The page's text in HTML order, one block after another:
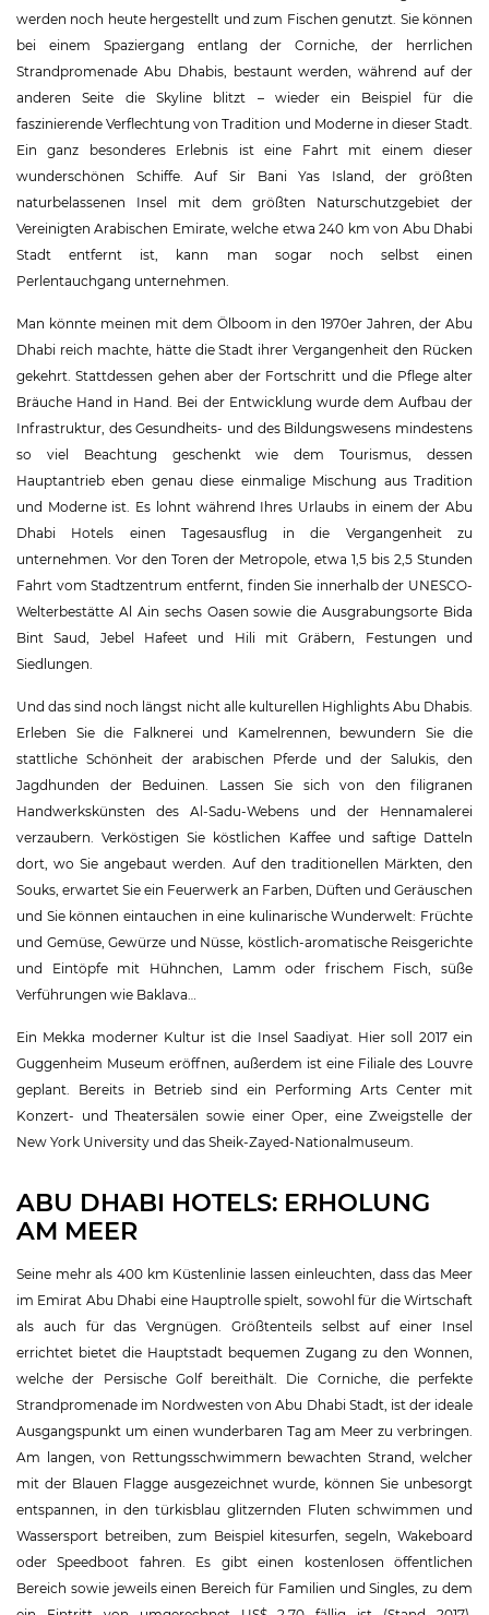
werden noch heute hergestellt und zum Fischen genutzt. Sie können
bei einem Spaziergang entlang der Corniche, der herrlichen
Strandpromenade Abu Dhabis, bestaunt werden, während auf der
anderen Seite die Skyline blitzt – wieder ein Beispiel für die
faszinierende Verflechtung von Tradition und Moderne in dieser Stadt.
Ein ganz besonderes Erlebnis ist eine Fahrt mit einem dieser
wunderschönen Schiffe. Auf Sir Bani Yas Island, der größten
naturbelassenen Insel mit dem größten Naturschutzgebiet der
Vereinigten Arabischen Emirate, welche etwa 240 km von Abu Dhabi
Stadt entfernt ist, kann man sogar noch selbst einen
Perlentauchgang unternehmen.
Man könnte meinen mit dem Ölboom in den 1970er Jahren, der Abu
Dhabi reich machte, hätte die Stadt ihrer Vergangenheit den Rücken
gekehrt. Stattdessen gehen aber der Fortschritt und die Pflege alter
Bräuche Hand in Hand. Bei der Entwicklung wurde dem Aufbau der
Infrastruktur, des Gesundheits- und des Bildungswesens mindestens
so viel Beachtung geschenkt wie dem Tourismus, dessen
Hauptantrieb eben genau diese einmalige Mischung aus Tradition
und Moderne ist. Es lohnt während Ihres Urlaubs in einem der Abu
Dhabi Hotels einen Tagesausflug in die Vergangenheit zu
unternehmen. Vor den Toren der Metropole, etwa 1,5 bis 2,5 Stunden
Fahrt vom Stadtzentrum entfernt, finden Sie innerhalb der UNESCO-
Welterbestätte Al Ain sechs Oasen sowie die Ausgrabungsorte Bida
Bint Saud, Jebel Hafeet und Hili mit Gräbern, Festungen und
Siedlungen.
Und das sind noch längst nicht alle kulturellen Highlights Abu Dhabis.
Erleben Sie die Falknerei und Kamelrennen, bewundern Sie die
stattliche Schönheit der arabischen Pferde und der Salukis, den
Jagdhunden der Beduinen. Lassen Sie sich von den filigranen
Handwerkskünsten des Al-Sadu-Webens und der Hennamalerei
verzaubern. Verköstigen Sie köstlichen Kaffee und saftige Datteln
dort, wo Sie angebaut werden. Auf den traditionellen Märkten, den
Souks, erwartet Sie ein Feuerwerk an Farben, Düften und Geräuschen
und Sie können eintauchen in eine kulinarische Wunderwelt: Früchte
und Gemüse, Gewürze und Nüsse, köstlich-aromatische Reisgerichte
und Eintöpfe mit Hühnchen, Lamm oder frischem Fisch, süße
Verführungen wie Baklava…
Ein Mekka moderner Kultur ist die Insel Saadiyat. Hier soll 2017 ein
Guggenheim Museum eröffnen, außerdem ist eine Filiale des Louvre
geplant. Bereits in Betrieb sind ein Performing Arts Center mit
Konzert- und Theatersälen sowie einer Oper, eine Zweigstelle der
New York University und das Sheik-Zayed-Nationalmuseum.
ABU DHABI HOTELS: ERHOLUNG
AM MEER
Seine mehr als 400 km Küstenlinie lassen einleuchten, dass das Meer
im Emirat Abu Dhabi eine Hauptrolle spielt, sowohl für die Wirtschaft
als auch für das Vergnügen. Größtenteils selbst auf einer Insel
errichtet bietet die Hauptstadt bequemen Zugang zu den Wonnen,
welche der Persische Golf bereithält. Die Corniche, die perfekte
Strandpromenade im Nordwesten von Abu Dhabi Stadt, ist der ideale
Ausgangspunkt um einen wunderbaren Tag am Meer zu verbringen.
Am langen, von Rettungsschwimmern bewachten Strand, welcher
mit der Blauen Flagge ausgezeichnet wurde, können Sie unbesorgt
entspannen, in den türkisblau glitzernden Fluten schwimmen und
Wassersport betreiben, zum Beispiel kitesurfen, segeln, Wakeboard
oder Speedboot fahren. Es gibt einen kostenlosen öffentlichen
Bereich sowie jeweils einen Bereich für Familien und Singles, zu dem